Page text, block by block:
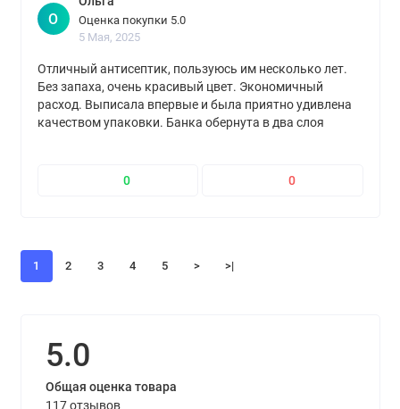
О
Оценка покупки 5.0
5 Мая, 2025
Отличный антисептик, пользуюсь им несколько лет.
Без запаха, очень красивый цвет. Экономичный
расход. Выписала впервые и была приятно удивлена
качеством упаковки. Банка обернута в два слоя
"осторожно, хрупкое". Спасибо продавцу
0 0
1 2 3 4 5 > >|
5.0
Общая оценка товара
117 отзывов